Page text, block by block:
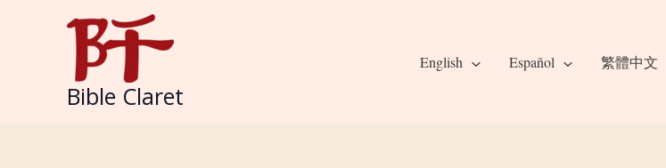
Bible Claret
English Español 繁體中文